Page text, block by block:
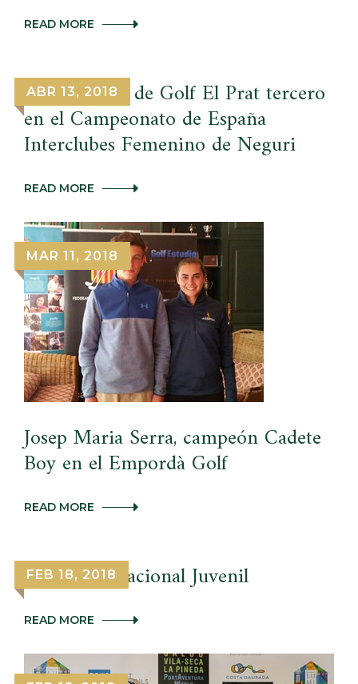
READ MORE MEDALLAS
OTRA
INOLVIDABLE
JORNADA
EN
EL
CENTRO
ABR 13, 2018
El Real Club de Golf El Prat tercero
en el Campeonato de España
Interclubes Femenino de Neguri
READ MORE EL
DE
GOLF
EL
PRAT
TERCERO
EN
EL
CAMPEONATO
DE
ESPAÑA
INTERCLUBES
FEMENINO
DE
MAR 11, 2018
Josep Maria Serra, campeón Cadete
Boy en el Empordà Golf
READ MORE JOSEP
CADETE
BOY
EN
EMPORDÀ
FEB 18, 2018
Puntuable Nacional Juvenil
READ MORE PUNTUABLE